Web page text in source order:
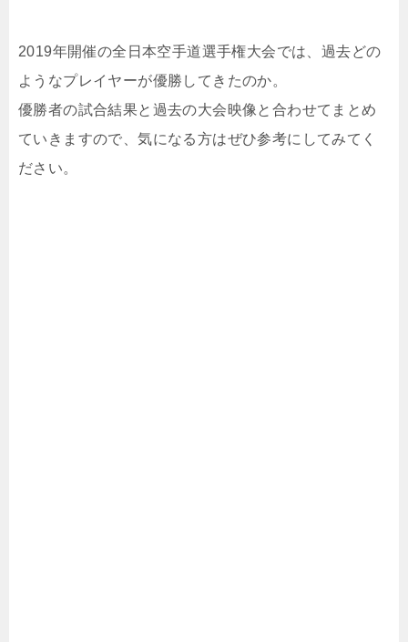
2019年開催の全日本空手道選手権大会では、過去どの
ようなプレイヤーが優勝してきたのか。
優勝者の試合結果と過去の大会映像と合わせてまとめ
ていきますので、気になる方はぜひ参考にしてみてく
ださい。